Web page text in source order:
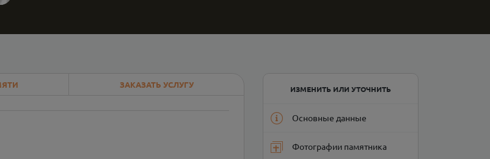
ЗАКАЗАТЬ УСЛУГУ ИЗМЕНИТЬ ИЛИ УТОЧНИТЬ
Основные данные
Фотографии памятника